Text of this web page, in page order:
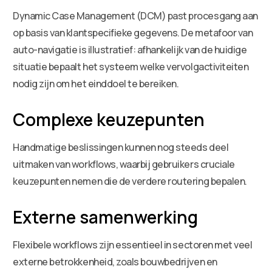
Dynamic Case Management (DCM) past procesgang aan
op basis van klantspecifieke gegevens. De metafoor van
auto-navigatie is illustratief: afhankelijk van de huidige
situatie bepaalt het systeem welke vervolgactiviteiten
nodig zijn om het einddoel te bereiken.
Complexe keuzepunten
Handmatige beslissingen kunnen nog steeds deel
uitmaken van workflows, waarbij gebruikers cruciale
keuzepunten nemen die de verdere routering bepalen.
Externe samenwerking
Flexibele workflows zijn essentieel in sectoren met veel
externe betrokkenheid, zoals bouwbedrijven en